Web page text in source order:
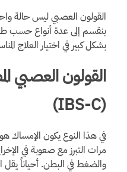
القولون العصبي ليس حالة
ينقسم إلى عدة أنواع حسب
بشكل كبير في اختيار العلاج
القولون العصبي
(IBS-C)
في هذا النوع يكون الإمساك
مرات التبرز مع صعوبة في
والضغط في البطن. أحياناً يقل